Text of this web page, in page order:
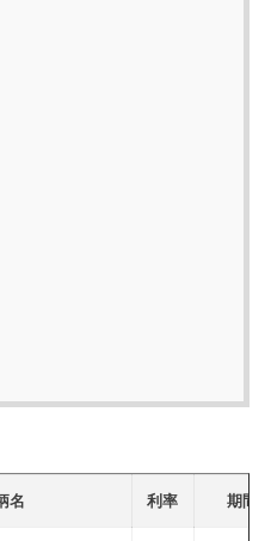
名 利率 期間